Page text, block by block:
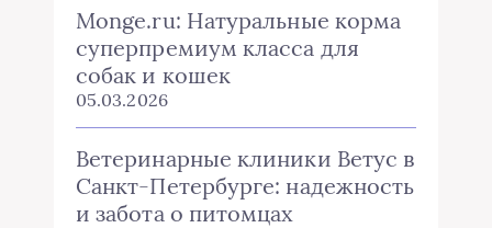
Monge.ru: Натуральные корма
суперпремиум класса для
собак и кошек
05.03.2026
Ветеринарные клиники Ветус в
Санкт-Петербурге: надежность
и забота о питомцах